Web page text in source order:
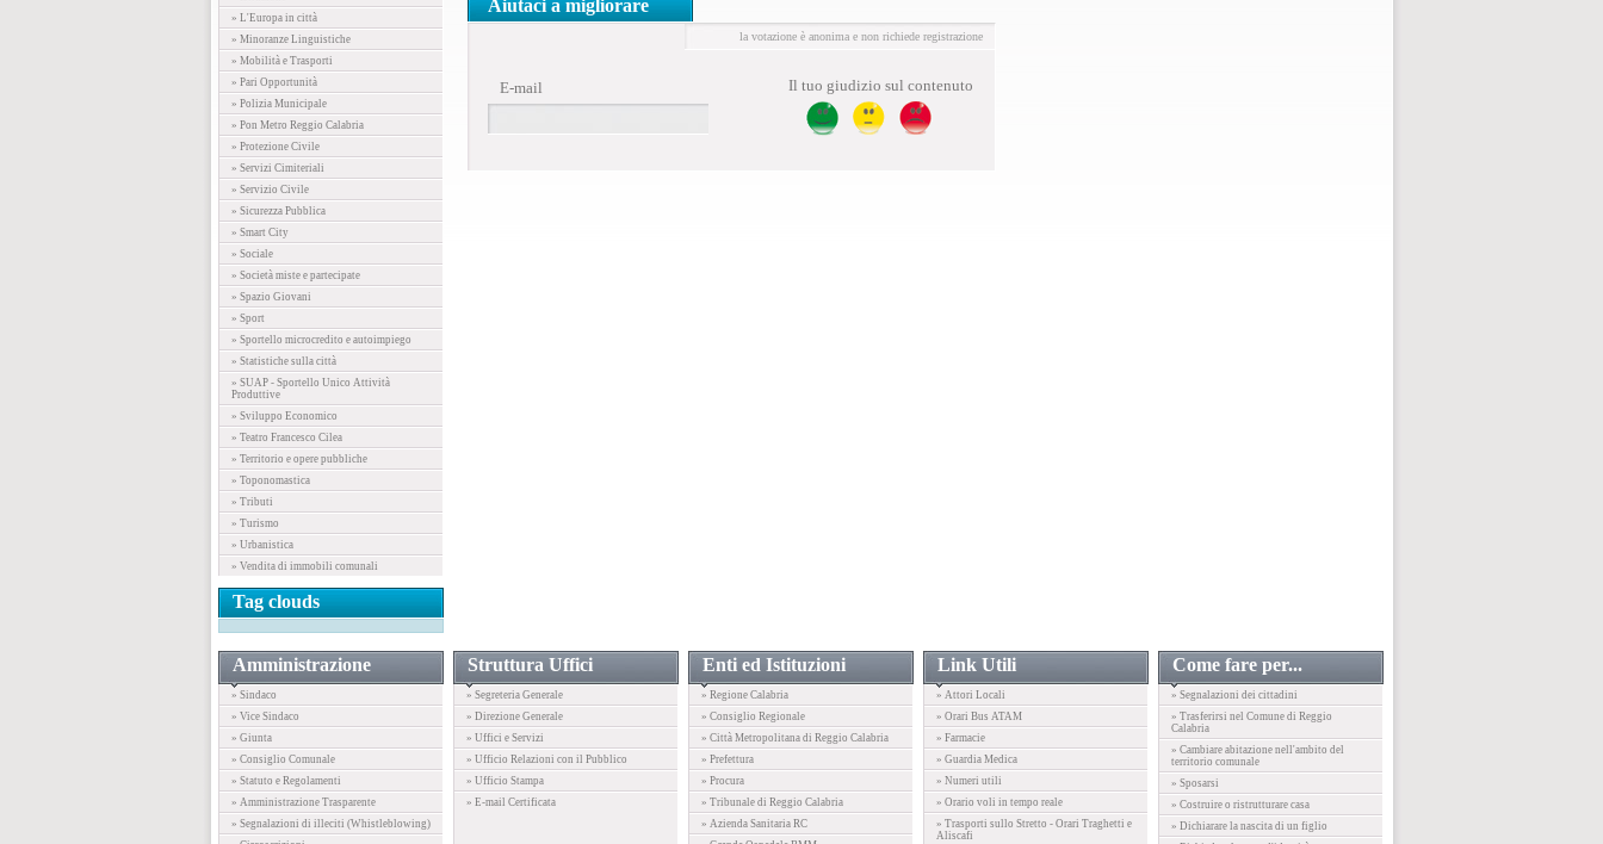
» L'Europa in città
» Minoranze Linguistiche
» Mobilità e Trasporti
» Pari Opportunità
» Polizia Municipale
» Pon Metro Reggio Calabria
» Protezione Civile
» Servizi Cimiteriali
» Servizio Civile
» Sicurezza Pubblica
» Smart City
» Sociale
» Società miste e partecipate
» Spazio Giovani
» Sport
» Sportello microcredito e autoimpiego
» Statistiche sulla città
» SUAP - Sportello Unico Attività
Produttive
» Sviluppo Economico
» Teatro Francesco Cilea
» Territorio e opere pubbliche
» Toponomastica
» Tributi
» Turismo
» Urbanistica
» Vendita di immobili comunali
Tag clouds
Aiutaci a migliorare
la votazione è anonima e non richiede registrazione
E-mail Il tuo giudizio sul contenuto
Amministrazione
» Sindaco
» Vice Sindaco
» Giunta
» Consiglio Comunale
» Statuto e Regolamenti
» Amministrazione Trasparente
» Segnalazioni di illeciti (Whistleblowing)
Struttura Uffici
» Segreteria Generale
» Direzione Generale
» Uffici e Servizi
» Ufficio Relazioni con il Pubblico
» Ufficio Stampa
» E-mail Certificata
Enti ed Istituzioni
» Regione Calabria
» Consiglio Regionale
» Città Metropolitana di Reggio Calabria
» Prefettura
» Procura
» Tribunale di Reggio Calabria
» Azienda Sanitaria RC
Link Utili
» Attori Locali
» Orari Bus ATAM
» Farmacie
» Guardia Medica
» Numeri utili
» Orario voli in tempo reale
» Trasporti sullo Stretto - Orari Traghetti e
Aliscafi
Come fare per...
» Segnalazioni dei cittadini
» Trasferirsi nel Comune di Reggio
Calabria
» Cambiare abitazione nell'ambito del
territorio comunale
» Sposarsi
» Costruire o ristrutturare casa
» Dichiarare la nascita di un figlio